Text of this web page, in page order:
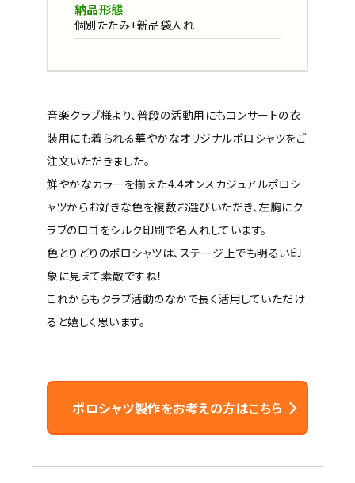
納品形態
個別たたみ+新品袋入れ
音楽クラブ様より、普段の活動用にもコンサートの衣
装用にも着られる華やかなオリジナルポロシャツをご
注文いただきました。
鮮やかなカラーを揃えた4.4オンスカジュアルポロシ
ャツからお好きな色を複数お選びいただき、左胸にク
ラブのロゴをシルク印刷で名入れしています。
色とりどりのポロシャツは、ステージ上でも明るい印
象に見えて素敵ですね！
これからもクラブ活動のなかで長く活用していただけ
ると嬉しく思います。
ポロシャツ製作をお考えの方はこちら